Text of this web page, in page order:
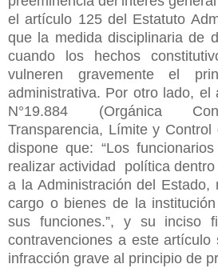
el artículo 125 del Estatuto
que la medida disciplinaria de
cuando los hechos
vulneren gravemente el
administrativa. Por otro lado,
N°19.884 (Orgánica
Transparencia, Límite y Control
dispone que: “Los
realizar actividad política
a la Administración del Estado,
cargo o bienes de la
sus funciones.”, y su inciso
contravenciones a este artículo
infracción grave al principio de